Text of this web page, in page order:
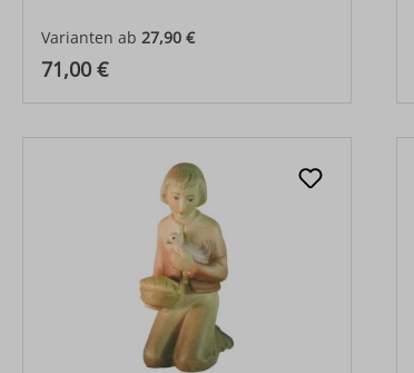
Varianten ab 27,90 €
Regulärer Preis:
71,00 €